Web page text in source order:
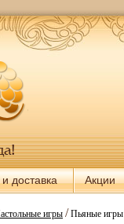
доставка Акции
игры/Пьяные игры